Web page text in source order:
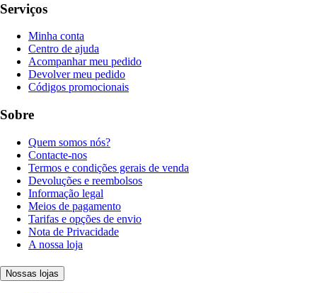
Serviços
Minha conta
Centro de ajuda
Acompanhar meu pedido
Devolver meu pedido
Códigos promocionais
Sobre
Quem somos nós?
Contacte-nos
Termos e condições gerais de venda
Devoluções e reembolsos
Informação legal
Meios de pagamento
Tarifas e opções de envio
Nota de Privacidade
A nossa loja
Nossas lojas